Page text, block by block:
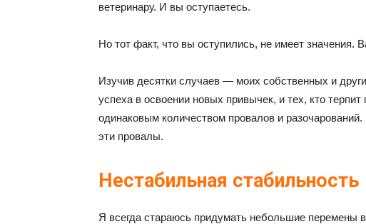
ветеринару. И вы оступаетесь.
Но тот факт, что вы оступились, не имеет значения.
Изучив десятки случаев — моих собственных и
успеха в освоении новых привычек, и тех, кто
одинаковым количеством провалов и
эти провалы.
Нестабильная стабильность
Я всегда стараюсь придумать небольшие перемены